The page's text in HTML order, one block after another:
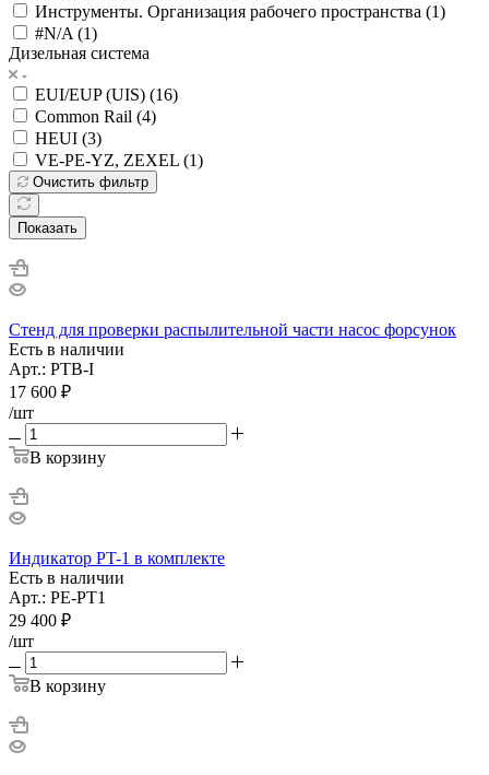
Инструменты. Организация рабочего пространства (1)
#N/A (1)
Дизельная система
EUI/EUP (UIS) (16)
Common Rail (4)
HEUI (3)
VE-PE-YZ, ZEXEL (1)
Очистить фильтр
Показать
Стенд для проверки распылительной части насос форсунок
Есть в наличии
Арт.: PTB-I
17 600 ₽
/шт
В корзину
Индикатор PT-1 в комплекте
Есть в наличии
Арт.: PE-PT1
29 400 ₽
/шт
В корзину